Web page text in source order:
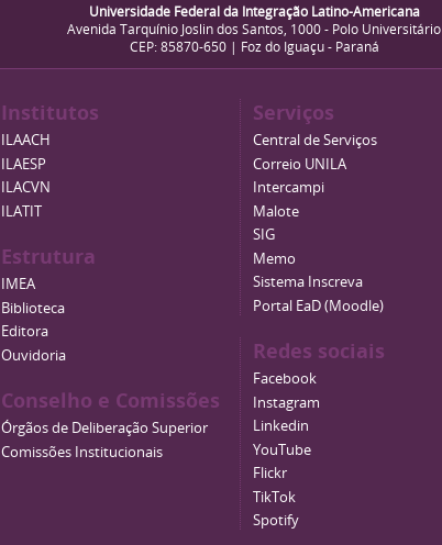
Universidade Federal da Integração Latino-Americana
Avenida Tarquínio Joslin dos Santos, 1000 - Polo Universitário
CEP: 85870-650 | Foz do Iguaçu - Paraná
Institutos
ILAACH
ILAESP
ILACVN
ILATIT
Estrutura
IMEA
Biblioteca
Editora
Ouvidoria
Conselho e Comissões
Órgãos de Deliberação Superior
Comissões Institucionais
Serviços
Central de Serviços
Correio UNILA
Intercampi
Malote
SIG
Memo
Sistema Inscreva
Portal EaD (Moodle)
Redes sociais
Facebook
Instagram
Linkedin
YouTube
Flickr
TikTok
Spotify